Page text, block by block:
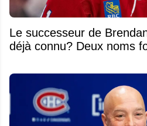
Le successeur de
déjà connu? Deux noms